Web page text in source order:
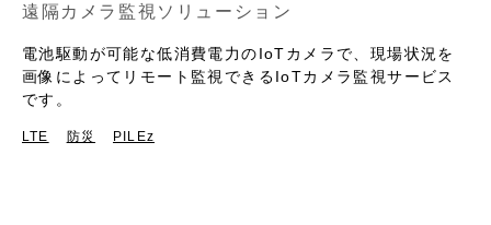
遠隔カメラ監視ソリューション
電池駆動が可能な低消費電力のIoTカメラで、現場状況を
画像によってリモート監視できるIoTカメラ監視サービス
です。
LTE 防災 PILEz